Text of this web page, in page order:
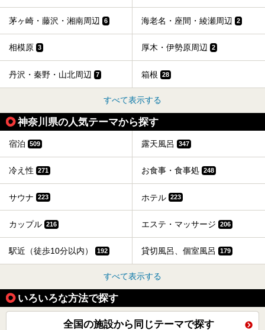
茅ヶ崎・藤沢・湘南周辺 6 海老名・座間・綾瀬周辺 2
相模原 3 厚木・伊勢原周辺 2
丹沢・秦野・山北周辺 7 箱根 28
すべて表示する
神奈川県の人気テーマから探す
宿泊 509 露天風呂 347
冷え性 271 お食事・食事処 248
サウナ 223 ホテル 223
カップル 216 エステ・マッサージ 206
駅近（徒歩10分以内） 192 貸切風呂、個室風呂 179
すべて表示する
いろいろな方法で探す
全国の施設から同じテーマで探す